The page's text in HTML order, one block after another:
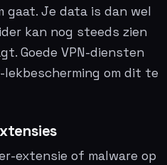
gaat. Je data is dan wel
kan nog steeds zien
Goede VPN-diensten
lekbescherming om dit te
extensie of malware op